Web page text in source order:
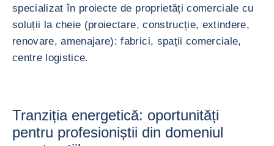
specializat în proiecte de proprietăți comerciale cu
soluții la cheie (proiectare, construcție, extindere,
renovare, amenajare): fabrici, spații comerciale,
centre logistice.
Tranziția energetică: oportunități
pentru profesioniștii din domeniul